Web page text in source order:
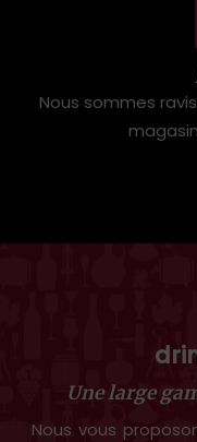
Nous sommes
Une large
Nous vous